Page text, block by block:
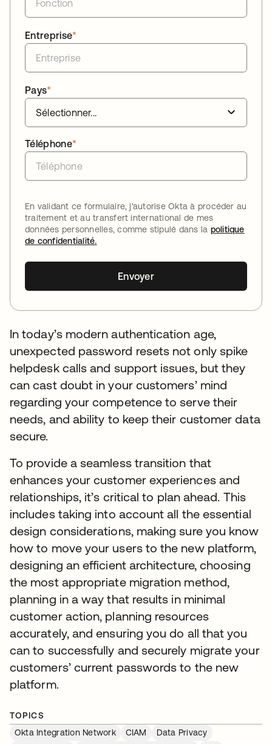
*
Entreprise
*
Pays
*
Téléphone
En validant ce formulaire, j'autorise Okta à procéder au
traitement et au transfert international de mes
données personnelles, comme stipulé dans la politique
de confidentialité.
Envoyer
In today’s modern authentication age,
unexpected password resets not only spike
helpdesk calls and support issues, but they
can cast doubt in your customers’ mind
regarding your competence to serve their
needs, and ability to keep their customer data
secure.
To provide a seamless transition that
enhances your customer experiences and
relationships, it’s critical to plan ahead. This
includes taking into account all the essential
design considerations, making sure you know
how to move your users to the new platform,
designing an efficient architecture, choosing
the most appropriate migration method,
planning in a way that results in minimal
customer action, planning resources
accurately, and ensuring you do all that you
can to successfully and securely migrate your
customers’ current passwords to the new
platform.
TOPICS
Okta Integration Network
CIAM
Data Privacy